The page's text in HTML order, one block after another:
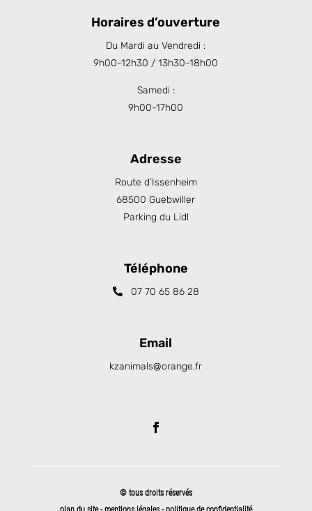
Horaires d’ouverture
Du Mardi au Vendredi :
9h00-12h30 / 13h30-18h00
Samedi :
9h00-17h00
Adresse
Route d’Issenheim
68500 Guebwiller
Parking du Lidl
Téléphone
07 70 65 86 28
Email
kzanimals@orange.fr
© tous droits réservés